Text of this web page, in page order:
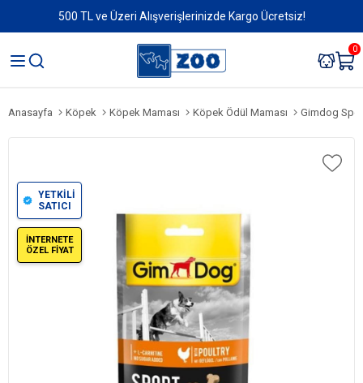
500 TL ve Üzeri Alışverişlerinizde Kargo Ücretsiz!
0
Anasayfa Köpek Köpek Maması Köpek Ödül Maması Gimdog
YETKİLİ
SATICI
İNTERNETE
ÖZEL FİYAT